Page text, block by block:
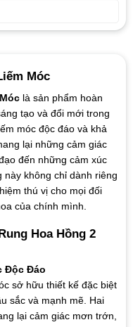
Móc
là sản phẩm hoàn
tạo và đổi mới trong
móc độc đáo và khả
lại những cảm giác
đến những cảm xúc
không chỉ dành riêng
thú vị cho mọi đối
của chính mình.
Hoa Hồng 2
Độc Đáo
sở hữu thiết kế đặc biệt
sắc và mạnh mẽ. Hai
lại cảm giác mơn trớn,